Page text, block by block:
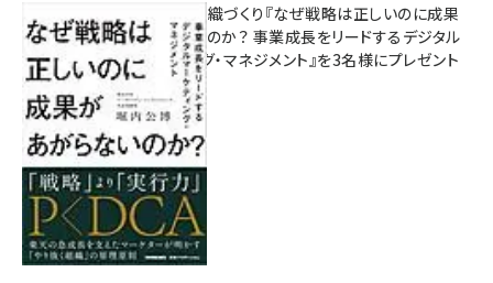
成果を生む組織づくり『なぜ戦略は正しいのに成果
があがらないのか？ 事業成長をリードするデジタル
マーケティング・マネジメント』を3名様にプレゼント
8月7日 10:00